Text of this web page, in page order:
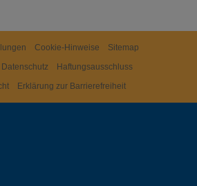
Cookie-Hinweise
Sitemap
Datenschutz
Haftungsausschluss
Erklärung zur Barrierefreiheit